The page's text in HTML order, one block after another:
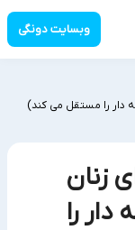
وبسایت دونگی
دار را مستقل می کند)
زنان
را